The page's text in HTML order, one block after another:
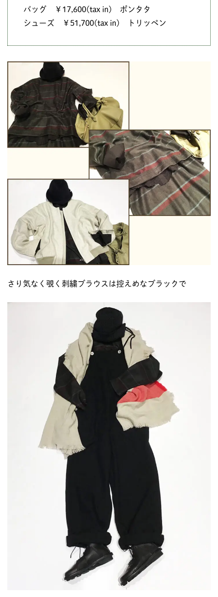
バッグ ￥17,600(tax in) ポンタタ
シューズ ￥51,700(tax in) トリッペン
さり気なく覗く刺繍ブラウスは控えめなブラックで